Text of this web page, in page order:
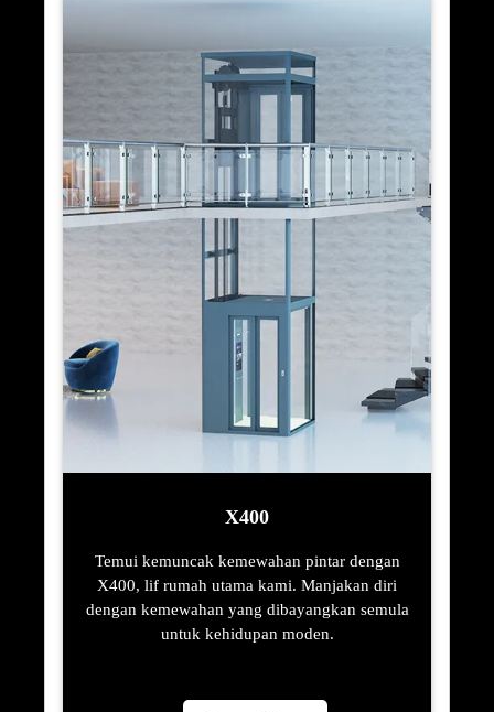
X400
Temui kemuncak kemewahan pintar dengan
X400, lif rumah utama kami. Manjakan diri
dengan kemewahan yang dibayangkan semula
untuk kehidupan moden.